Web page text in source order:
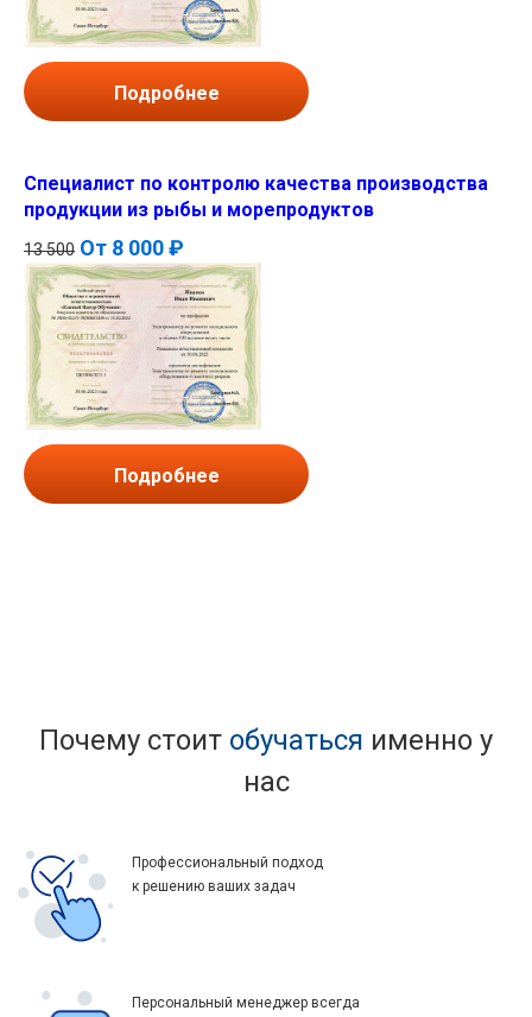
Подробнее
Специалист по контролю качества производства
продукции из рыбы и морепродуктов
13 500 От 8 000 ₽
Подробнее
Почему стоит обучаться именно у
нас
Профессиональный подход
к решению ваших задач
Персональный менеджер всегда